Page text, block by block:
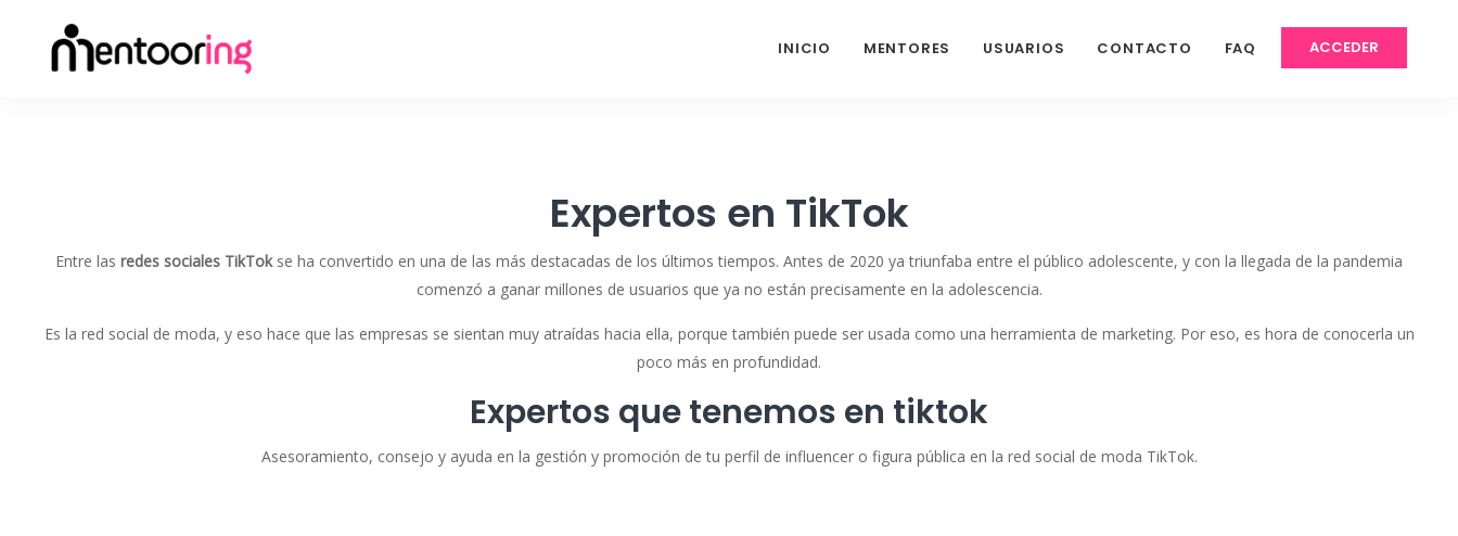
ACCEDER
INICIO MENTORES USUARIOS CONTACTO FAQ
Expertos en TikTok
Entre las redes sociales TikTokse ha convertido en una de las más destacadas de los últimos tiempos. Antes de 2020 ya triunfaba entre el público adolescente, y con la llegada de la pandemia
comenzó a ganar millones de usuarios que ya no están precisamente en la adolescencia.
Es la red social de moda, y eso hace que las empresas se sientan muy atraídas hacia ella, porque también puede ser usada como una herramienta de marketing. Por eso, es hora de conocerla un
poco más en profundidad.
Expertos que tenemos en tiktok
Asesoramiento, consejo y ayuda en la gestión y promoción de tu perfil de influencer o figura pública en la red social de moda TikTok.